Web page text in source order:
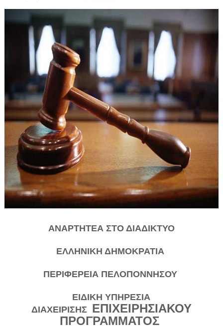
ΑΝΑΡΤΗΤΕΑ ΣΤΟ ΔΙΑΔΙΚΤΥΟ
ΕΛΛΗΝΙΚΗ ΔΗΜΟΚΡΑΤΙΑ
ΠΕΡΙΦΕΡΕΙΑ ΠΕΛΟΠΟΝΝΗΣΟΥ
ΕΙΔΙΚΗ ΥΠΗΡΕΣΙΑ
ΔΙΑΧΕΙΡΙΣΗΣ ΕΠΙΧΕΙΡΗΣΙΑΚΟΥ
ΠΡΟΓΡΑΜΜΑΤΟΣ